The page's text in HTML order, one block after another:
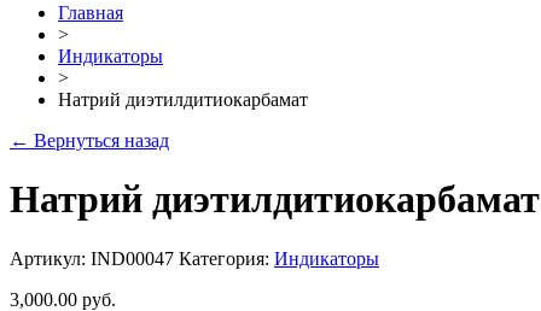
Главная
>
Индикаторы
>
Натрий диэтилдитиокарбамат
← Вернуться назад
Натрий диэтилдитиокарбамат
Артикул: IND00047 Категория: Индикаторы
3,000.00 руб.